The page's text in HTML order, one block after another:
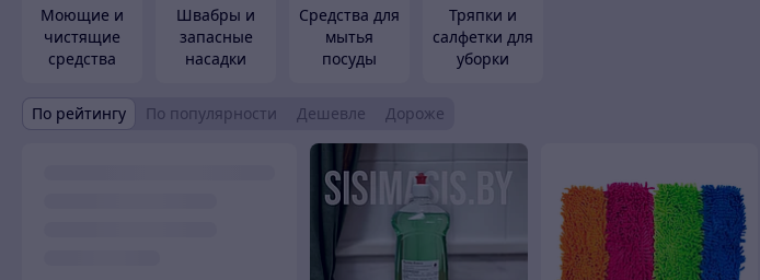
Моющие и
чистящие
средства
Швабры и
запасные
насадки
Средства для
мытья
посуды
Тряпки и
салфетки для
уборки
По рейтингу По популярности Дешевле Дороже